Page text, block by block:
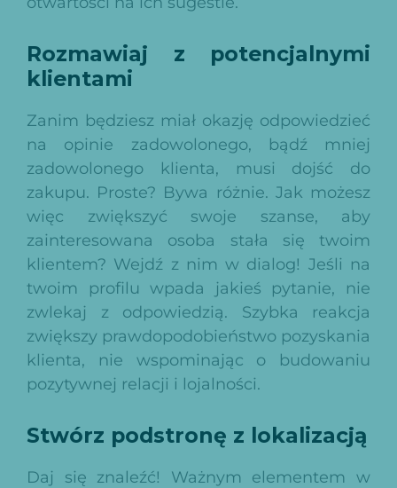
Rozmawiaj z potencjalnymi
klientami
Zanim będziesz miał okazję odpowiedzieć
na opinie zadowolonego, bądź mniej
zadowolonego klienta, musi dojść do
zakupu. Proste? Bywa różnie. Jak możesz
więc zwiększyć swoje szanse, aby
zainteresowana osoba stała się twoim
klientem? Wejdź z nim w dialog! Jeśli na
twoim profilu wpada jakieś pytanie, nie
zwlekaj z odpowiedzią. Szybka reakcja
zwiększy prawdopodobieństwo pozyskania
klienta, nie wspominając o budowaniu
pozytywnej relacji i lojalności.
Stwórz podstronę z lokalizacją
Daj się znaleźć! Ważnym elementem w